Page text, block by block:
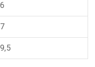
6
7
9,5